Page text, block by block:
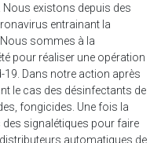
Nous existons depuis des
entrainant la
sommes à la
pour réaliser une opération
Dans notre action après
le cas des désinfectants de
fongicides. Une fois la
signalétiques pour faire
automatiques de